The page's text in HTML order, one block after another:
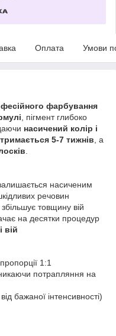
Оплата Умови
фарбування
, пігмент глибоко
насичений колір і
тримається 5-7 тижнів , а
насиченим
речовин
товщину вій
на десятки процедур
вій
1:1
потрапляння на
бажаної інтенсивності)